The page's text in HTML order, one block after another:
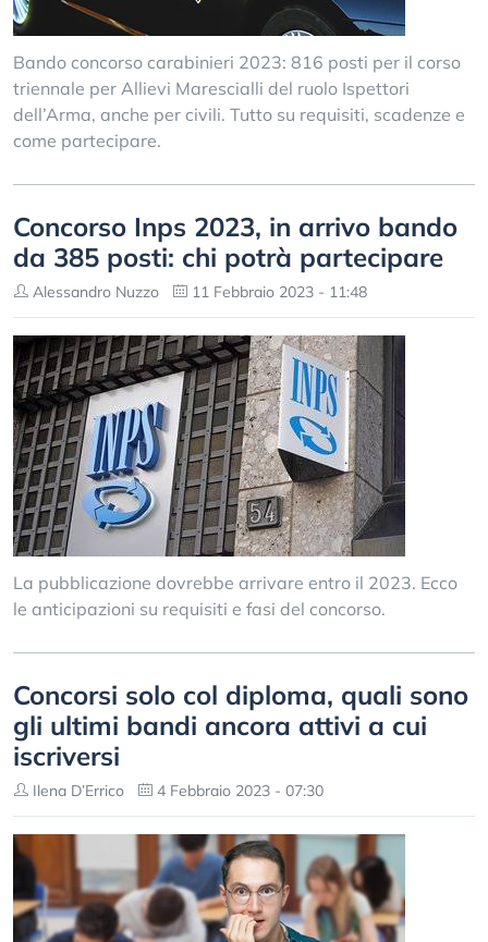
Bando concorso carabinieri 2023: 816 posti per il corso
triennale per Allievi Marescialli del ruolo Ispettori
dell’Arma, anche per civili. Tutto su requisiti, scadenze e
come partecipare.
Concorso Inps 2023, in arrivo bando
da 385 posti: chi potrà partecipare
Alessandro Nuzzo 11 Febbraio 2023 - 11:48
La pubblicazione dovrebbe arrivare entro il 2023. Ecco
le anticipazioni su requisiti e fasi del concorso.
Concorsi solo col diploma, quali sono
gli ultimi bandi ancora attivi a cui
iscriversi
Ilena D’Errico 4 Febbraio 2023 - 07:30